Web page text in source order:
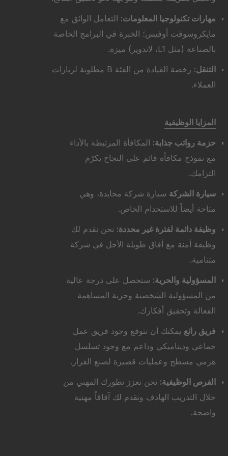
مهارات تكنولوجيا المعلومات: التعامل الواثق مع
مايكروسوفت أوفيس؛ الخبرة في البرامج الخاصة
بالصناعة (مثل L1، لاندوير) ميزة.
التنقل:
رخصة القيادة من الفئة B مطلوبة لزيارات
العملاء.
المزايا الوظيفية
حزمة رواتب جذابة: المكافأة المرتبطة بالأداء
مع نموذج مكافأة قائم على النجاح يكرّم
التزامك.
سيارة الشركة سيارة شركة محايدة، وهي
متاحة أيضاً للاستخدام الخاص.
وظيفة دائمة لفترة غير محددة: نحن نقدم لك
وظيفة آمنة مع آفاق طويلة الأجل في شركة
متنامية.
المسؤولية والحرية: ستحصل على درجة عالية
من المسؤولية الشخصية وحرية المساهمة
الفعالة وتحقيق أفكارك.
فريق رائع يمكنك أن تتوقع وجود فريق عمل
جماعي وديناميكي وداعم مع وجود تسلسل
هرمي مسطح وعمليات قصيرة لصنع القرار.
الفرص الوظيفية: نحن نعزز تطورك المهني من
خلال التدريب الهادف ونقدم لك آفاقاً مهنية
واضحة.